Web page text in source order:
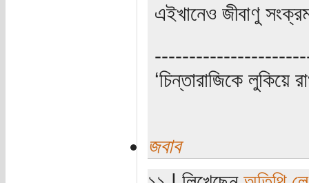
এইখানেও জীবাণু
‘চিন্তারাজিকে লুকিয়ে
জবাব